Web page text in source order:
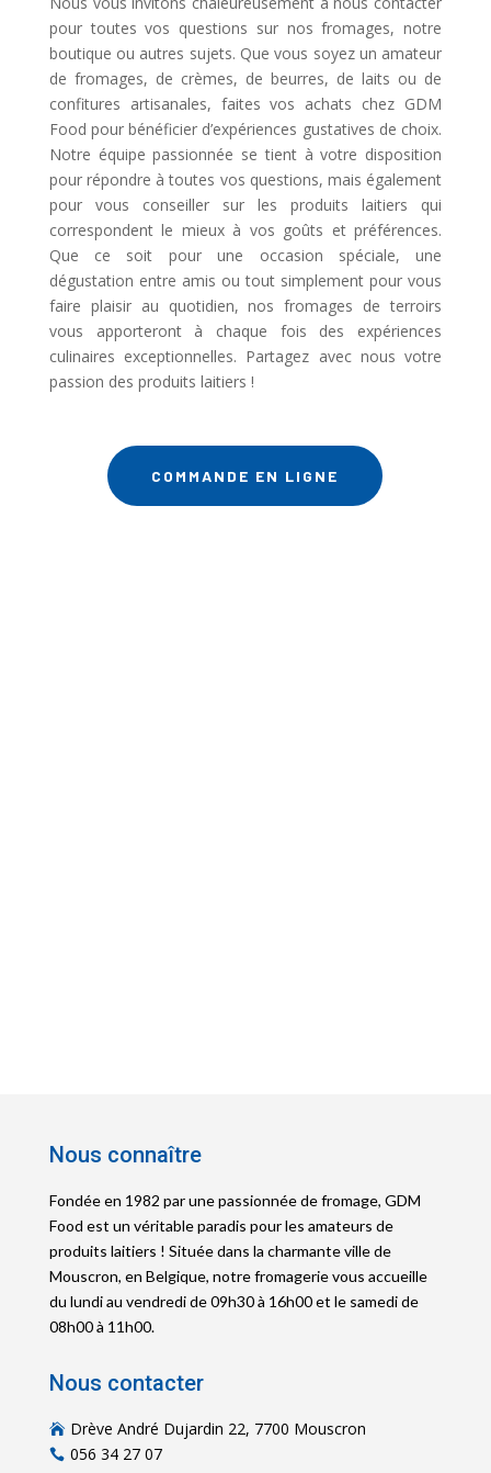
pour toutes vos questions sur nos fromages, notre
boutique ou autres sujets. Que vous soyez un amateur
de fromages, de crèmes, de beurres, de laits ou de
confitures artisanales, faites vos achats chez GDM
Food pour bénéficier d’expériences gustatives de choix.
Notre équipe passionnée se tient à votre disposition
pour répondre à toutes vos questions, mais également
pour vous conseiller sur les produits laitiers qui
correspondent le mieux à vos goûts et préférences.
Que ce soit pour une occasion spéciale, une
dégustation entre amis ou tout simplement pour vous
faire plaisir au quotidien, nos fromages de terroirs
vous apporteront à chaque fois des expériences
culinaires exceptionnelles. Partagez avec nous votre
passion des produits laitiers !
COMMANDE EN LIGNE
Nous connaître
Fondée en 1982 par une passionnée de fromage, GDM
Food est un véritable paradis pour les amateurs de
produits laitiers ! Située dans la charmante ville de
Mouscron, en Belgique, notre fromagerie vous accueille
du lundi au vendredi de 09h30 à 16h00 et le samedi de
08h00 à 11h00.
Nous contacter
 Drève André Dujardin 22, 7700 Mouscron
 056 34 27 07